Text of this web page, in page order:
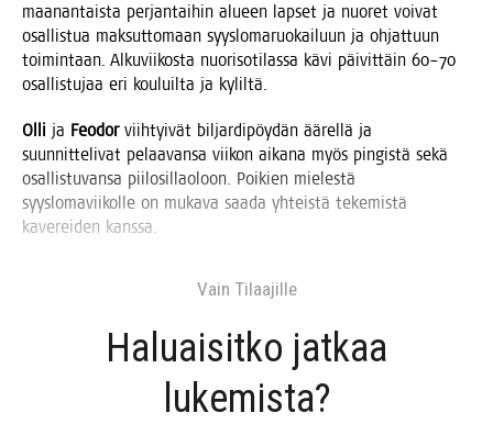
maa­nan­tais­ta per­jan­tai­hin alu­een lap­set ja nuo­ret voi­vat
osal­lis­tua mak­sut­to­maan syys­lo­ma­ruo­kai­luun ja ohjat­tuun
toi­min­taan. Alku­vii­kos­ta nuo­ri­so­ti­las­sa kävi päi­vit­täin 60–70
osal­lis­tu­jaa eri kou­luil­ta ja kyliltä.
Olli ja Feo­dorviih­tyi­vät bil­jar­di­pöy­dän äärel­lä ja
suun­nit­te­li­vat pelaa­van­sa vii­kon aika­na myös pin­gis­tä sekä
osal­lis­tu­van­sa pii­lo­sil­lao­loon. Poi­kien mie­les­tä
syys­lo­ma­vii­kol­le on muka­va saa­da yhteis­tä teke­mis­tä
kave­rei­den kanssa.
Vain Tilaa­jil­le
Haluai­sit­ko jat­kaa
lukemista?